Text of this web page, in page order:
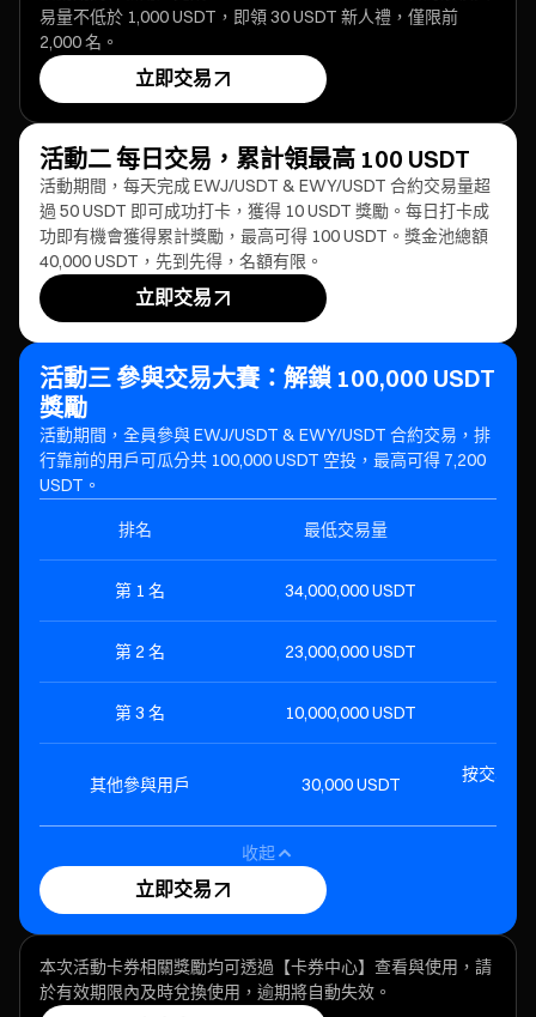
易量不低於 1,000 USDT，即領 30 USDT 新人禮，僅限前
2,000 名。
立即交易
活動二 每日交易，累計領最高 100 USDT
活動期間，每天完成 EWJ/USDT & EWY/USDT 合約交易量超
過 50 USDT 即可成功打卡，獲得 10 USDT 獎勵。每日打卡成
功即有機會獲得累計獎勵，最高可得 100 USDT。獎金池總額
40,000 USDT，先到先得，名額有限。
立即交易
活動三 參與交易大賽：解鎖 100,000 USDT
獎勵
活動期間，全員參與 EWJ/USDT & EWY/USDT 合約交易，排
行靠前的用戶可瓜分共 100,000 USDT 空投，最高可得 7,200
USDT。
排名 最低交易量
第 1 名 34,000,000 USDT
第 2 名 23,000,000 USDT
第 3 名 10,000,000 USDT
其他參與用戶 30,000 USDT
按交易量
收起
立即交易
本次活動卡券相關獎勵均可透過【卡券中心】查看與使用，請
於有效期限內及時兌換使用，逾期將自動失效。